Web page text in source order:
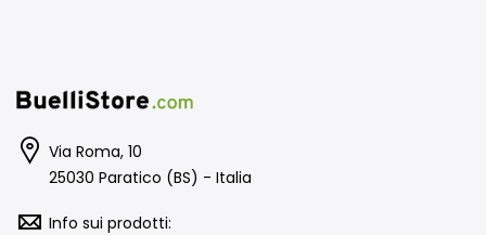
Via Roma, 10
25030 Paratico (BS) - Italia
Info sui prodotti: